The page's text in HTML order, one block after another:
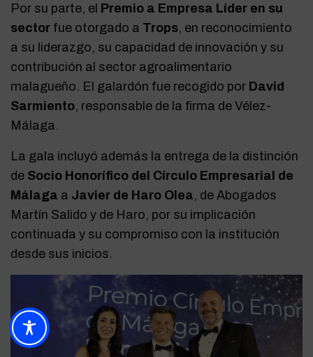
Por su parte, el Premio a Empresa Líder en su
sector fue otorgado a Trops, en reconocimiento
a su liderazgo, su capacidad de innovación y su
contribución al sector agroalimentario
malagueño. El galardón fue recogido por David
Sarmiento, responsable de la firma de Vélez-
Málaga.
La gala incluyó además la entrega de la distinción
de Socio Honorífico del Círculo Empresarial de
Málaga a Javier de Haro Olea, de Abogados
Martín Salido y de Haro, por su implicación
continuada y su compromiso con la institución
desde sus inicios.